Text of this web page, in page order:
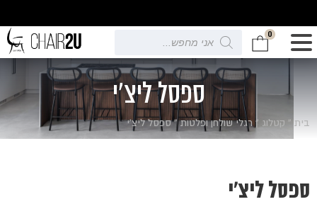
0
Products
search
ספסל ליצ'י
בית » קטלוג » רגלי שולחן ופלטות»ספסל ליצ'י
ספסל ליצ'י